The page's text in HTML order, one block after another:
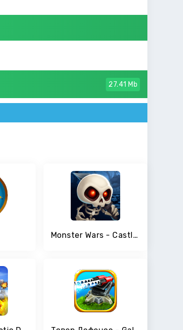
27.41 Mb
Monster Wars - Castle Battle Defense Strategy Game